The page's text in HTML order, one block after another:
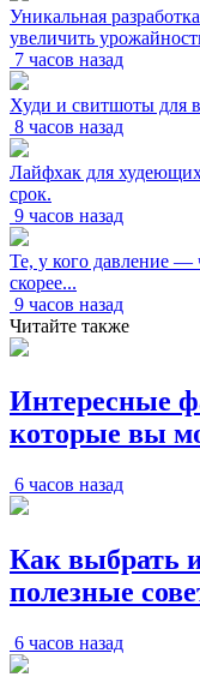
Уникальная
увеличить
7 часов назад
Худи и свитшоты для
8 часов назад
Лайфхак для
срок.
9 часов назад
Те, у кого давление —
скорее...
9 часов назад
Читайте также
Интересные
которые вы
6 часов назад
Как выбрать
полезные
6 часов назад